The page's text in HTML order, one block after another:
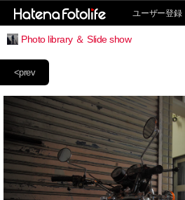
ユーザー登録
Photo library ＆ Slide show
<prev